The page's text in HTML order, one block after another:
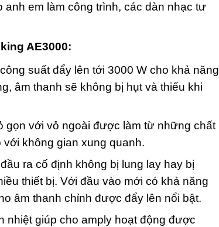
em làm công trình, các dàn nhạc tư
AE3000:
suất đẩy lên tới 3000 W cho khả năng
âm thanh sẽ không bị hụt và thiếu khi
với vỏ ngoài được làm từ những chất
không gian xung quanh.
ra cố định không bị lung lay hay bị
thiết bị. Với đầu vào mới có khả năng
âm thanh chỉnh được đẩy lên nổi bật.
nhiệt giúp cho amply hoạt động được